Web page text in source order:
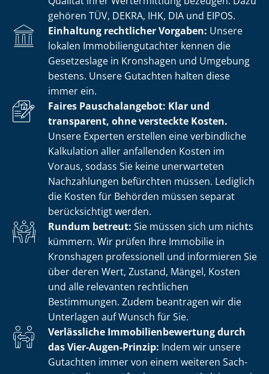
gehören TÜV, DEKRA, IHK, DIA und EIPOS.
Einhaltung rechtlicher Vorgaben: Unsere
lokalen Im­mo­bi­li­en­gut­ach­ter kennen die
Gesetzeslage in Kronshagen und Umgebung
bestens. Unsere Gutachten halten diese
immer ein.
Faires Pauschalangebot: Klar und
transparent, ohne versteckte Kosten.
Unsere Experten erstellen eine verbindliche
Kalkulation aller anfallenden Kosten im
Voraus, sodass Sie keine unerwarteten
Nachzahlungen befürchten müssen. Lediglich
die Kosten für Behörden müssen separat
berücksichtigt werden.
Rundum betreut: Sie müssen sich um nichts
kümmern. Wir prüfen Ihre Immobilie in
Kronshagen professionell und informieren Sie
über deren Wert, Zustand, Mängel, Kosten
und alle relevanten rechtlichen
Bestimmungen. Zudem beantragen wir die
Unterlagen auf Wunsch für Sie.
Verlässliche Im­mo­bi­li­en­be­wer­tung durch
das Vier-Augen-Prinzip: Indem wir unsere
Gutachten immer von einem weiteren Sach­